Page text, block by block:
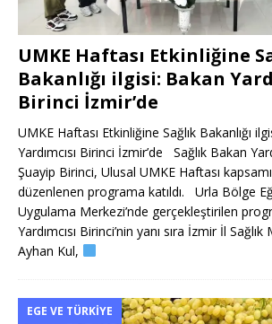
UMKE Haftası Etkinliğine
Bakanlığı ilgisi: Bakan
Birinci İzmir’de
UMKE Haftası Etkinliğine Sağlık Bakanlığı
Yardımcısı Birinci İzmir’de Sağlık Bakan
Şuayip Birinci, Ulusal UMKE Haftası
düzenlenen programa katıldı. Urla Bölge
Uygulama Merkezi’nde gerçekleştirilen
Yardımcısı Birinci’nin yanı sıra İzmir İl
Ayhan Kul,
EGE VE TÜRKIYE